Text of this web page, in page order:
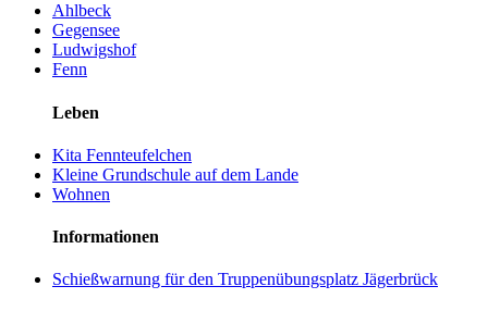
Ahlbeck
Gegensee
Ludwigshof
Fenn
Leben
Kita Fennteufelchen
Kleine Grundschule auf dem Lande
Wohnen
Informationen
Schießwarnung für den Truppenübungsplatz Jägerbrück